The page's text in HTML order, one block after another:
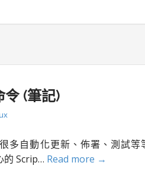
令 (筆記)
多自動化更新、佈署、測試等
的 Scrip… Read more →